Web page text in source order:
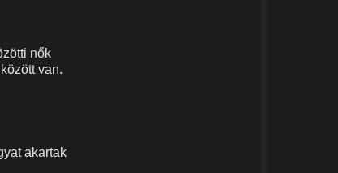
nők
van.
akartak